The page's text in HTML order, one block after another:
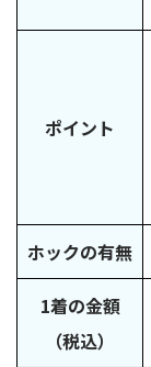
ポイント
ホックの有無
1着の金額
（税込）